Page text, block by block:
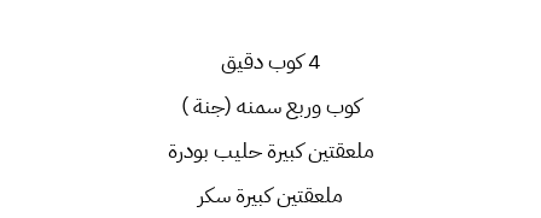
4 كوب دقيق
كوب وربع سمنه (جنة )
ملعقتين كبيرة حليب بودرة
ملعقتين كبيرة سكر